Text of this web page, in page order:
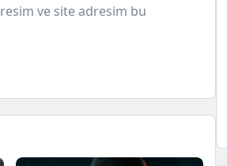
ve site adresim bu